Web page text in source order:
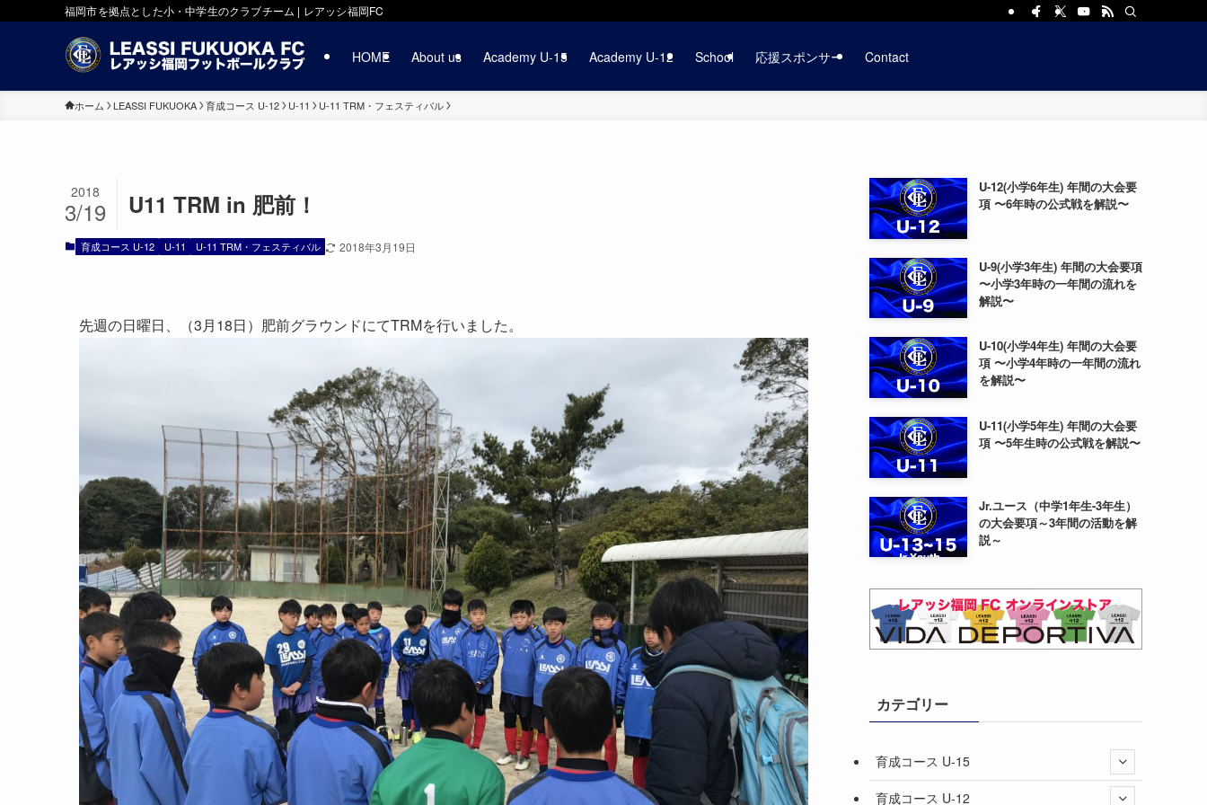
福岡市を拠点とした小・中学生のクラブチーム | レアッシ福岡FC
HOME About us Academy U-15 Academy U-12 School 応援スポンサー Contact
ホーム LEASSI FUKUOKA 育成コース U-12 U-11 U-11 TRM・フェスティバル
U11 TRM in 肥前！
2018
3/19
育成コース U-12 U-11 U-11 TRM・フェスティバル 2018年3月19日
先週の日曜日、（3月18日）肥前グラウンドにてTRMを行いました。
U-12(小学6年生) 年間の大会要
項 〜6年時の公式戦を解説〜
U-9(小学3年生) 年間の大会要項
〜小学3年時の一年間の流れを
解説〜
U-10(小学4年生) 年間の大会要
項 〜小学4年時の一年間の流れ
を解説〜
U-11(小学5年生) 年間の大会要
項 〜5年生時の公式戦を解説〜
Jr.ユース（中学1年生-3年生）
の大会要項～3年間の活動を解
説～
カテゴリー
育成コース U-15
育成コース U-12